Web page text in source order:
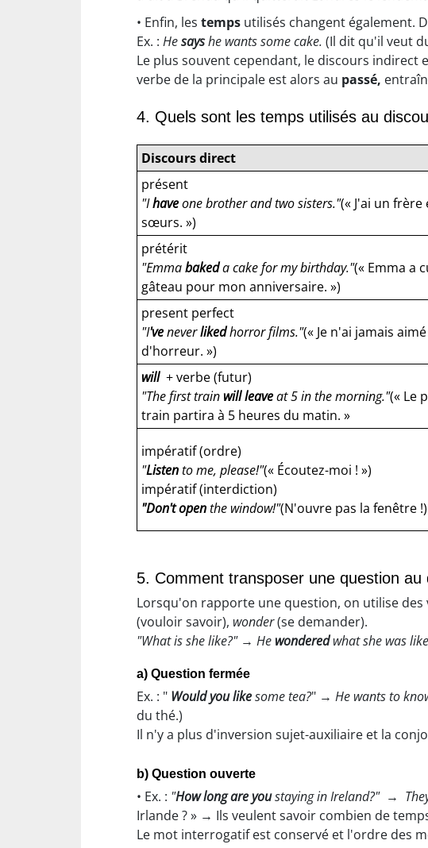
• Enfin, les temps utilisés changent également.
Ex. : Hesayshe wants some cake. (Il dit qu'il veut
Le plus souvent cependant, le discours
verbe de la principale est alors au passé,
4. Quels sont les temps utilisés au
Discours direct
présent
"Ihaveone brother and two sisters."(« J'ai un frère
sœurs. »)
prétérit
"Emmabakeda cake for my birthday."(« Emma a
gâteau pour mon anniversaire. »)
present perfect
"I'veneverlikedhorror films."(« Je n'ai jamais
d'horreur. »)
will + verbe (futur)
"The first train will leaveat 5 in the morning."(« Le
train partira à 5 heures du matin. »
impératif (ordre)
"Listento me, please!"(« Écoutez-moi ! »)
impératif (interdiction)
"Don't openthe window!"(N'ouvre pas la fenêtre !)
5. Comment transposer une question au
Lorsqu'on rapporte une question, on utilise
(vouloir savoir), wonder(se demander).
"What is she like?"→ He wonderedwhat she was
a) Question fermée
Ex. : " Would you likesome tea?" → He wants to
du thé.)
Il n'y a plus d'inversion sujet-auxiliaire et la
b) Question ouverte
• Ex. : "How long are youstaying in Ireland?"→
Irlande ? » → Ils veulent savoir combien de
Le mot interrogatif est conservé et l'ordre des